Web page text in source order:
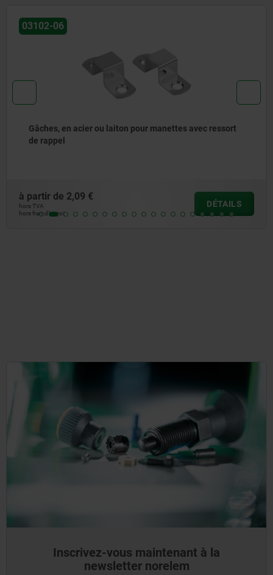
03099-13
Doigt d’indexage verrouillable en inox avec frein-filet
à partir de22,30 €
hors TVA
hors frais d’envoi
DÉTAILS
Inscrivez-vous maintenant à la
newsletter norelem